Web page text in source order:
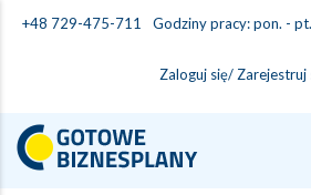
+48 729-475-711 Godziny pracy: pon. -
Zaloguj się/ Zarejestruj